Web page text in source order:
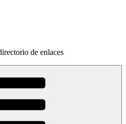
de enlaces